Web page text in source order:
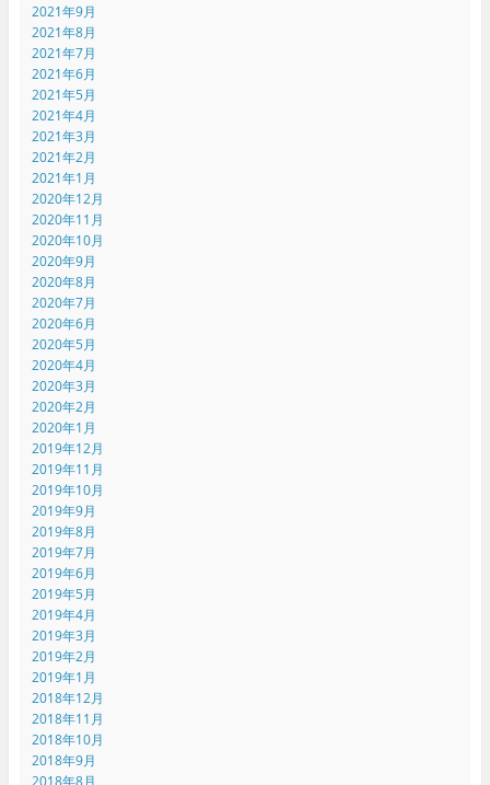
2021年9月
2021年8月
2021年7月
2021年6月
2021年5月
2021年4月
2021年3月
2021年2月
2021年1月
2020年12月
2020年11月
2020年10月
2020年9月
2020年8月
2020年7月
2020年6月
2020年5月
2020年4月
2020年3月
2020年2月
2020年1月
2019年12月
2019年11月
2019年10月
2019年9月
2019年8月
2019年7月
2019年6月
2019年5月
2019年4月
2019年3月
2019年2月
2019年1月
2018年12月
2018年11月
2018年10月
2018年9月
2018年8月